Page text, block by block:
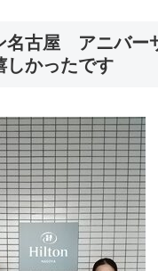
名古屋 アニバー
しかったです